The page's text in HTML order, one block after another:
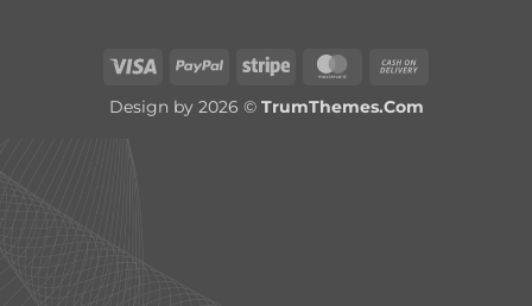
Visa PayPal Stripe MasterCard
Delivery
Design by 2026 © TrumThemes.Com